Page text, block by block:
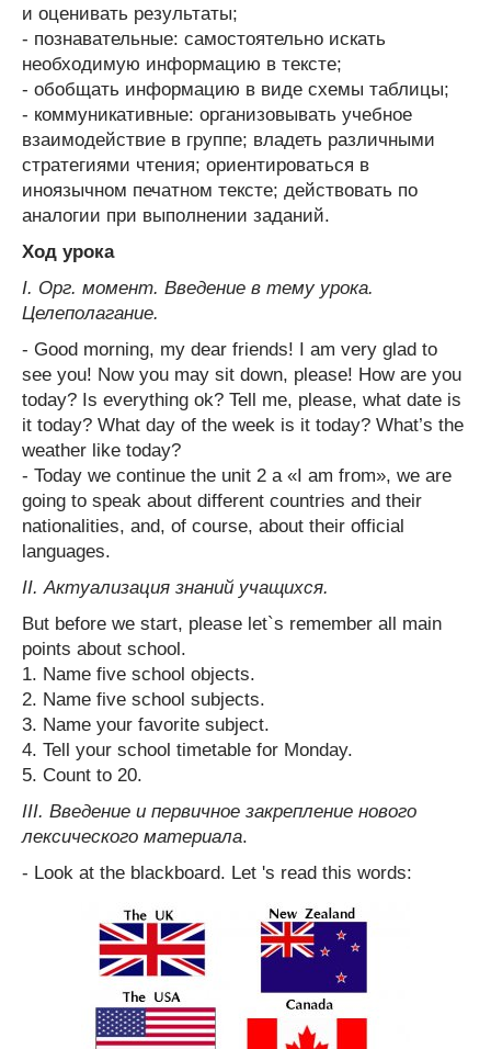
и оценивать результаты;
- познавательные: самостоятельно искать
необходимую информацию в тексте;
- обобщать информацию в виде схемы таблицы;
- коммуникативные: организовывать учебное
взаимодействие в группе; владеть различными
стратегиями чтения; ориентироваться в
иноязычном печатном тексте; действовать по
аналогии при выполнении заданий.
Ход урока
I. Орг. момент. Введение в тему урока.
Целеполагание.
- Good morning, my dear friends! I am very glad to
see you! Now you may sit down, please! How are you
today? Is everything ok? Tell me, please, what date is
it today? What day of the week is it today? What’s the
weather like today?
- Today we continue the unit 2 a «I am from», we are
going to speak about different countries and their
nationalities, and, of course, about their official
languages.
II. Актуализация знаний учащихся.
But before we start, please let`s remember all main
points about school.
1. Name five school objects.
2. Name five school subjects.
3. Name your favorite subject.
4. Tell your school timetable for Monday.
5. Count to 20.
III. Введение и первичное закрепление нового
лексического материала.
- Look at the blackboard. Let 's read this words: